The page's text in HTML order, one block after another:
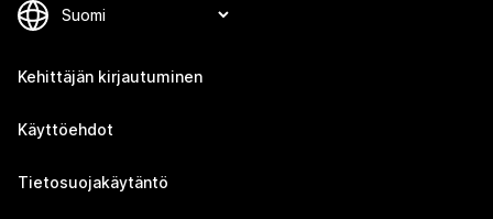
Kehittäjän kirjautuminen
Käyttöehdot
Tietosuojakäytäntö